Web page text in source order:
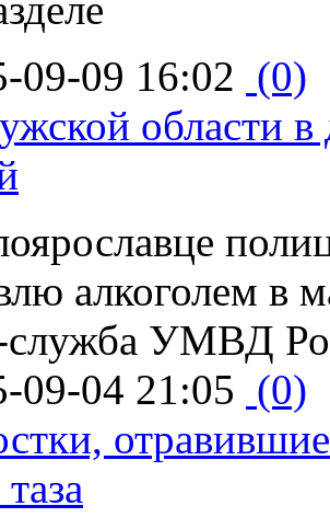
09-09 16:02 (0)
области в
алкоголем в
служба УМВД
09-04 21:05 (0)